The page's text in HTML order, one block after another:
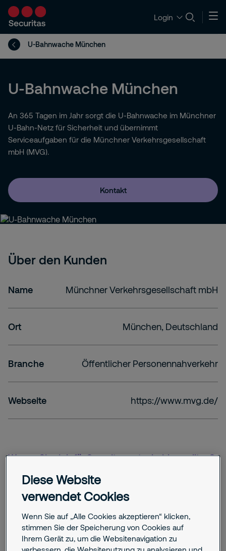
Login
U-Bahnwache München
U-Bahnwache München
An 365 Tagen im Jahr sorgt die U-Bahnwache im Münchner
U-Bahn-Netz für Sicherheit und übernimmt
Serviceaufgaben für die Münchner Verkehrsgesellschaft
mbH (MVG).
Kontakt
Über den Kunden
Name Münchner Verkehrsgesellschaft mbH
Ort München, Deutschland
Branche Öffentlicher Personennahverkehr
Webseite https://www.mvg.de/
Warum Sie sich für Securitas entscheiden sollten?
Ihre Sicherheit im Fokus – Lösungen
nach Maß
Wir unterstützen Sie dabei, Bedrohungen und Risiken klar
zu erkennen. Gemeinsam entwickeln wir eine passgenaue
Sicherheitsstrategie, die Menschen, Werte, Gebäude und
Diese Website
verwendet Cookies
Wenn Sie auf „Alle Cookies akzeptieren“ klicken,
stimmen Sie der Speicherung von Cookies auf
Ihrem Gerät zu, um die Websitenavigation zu